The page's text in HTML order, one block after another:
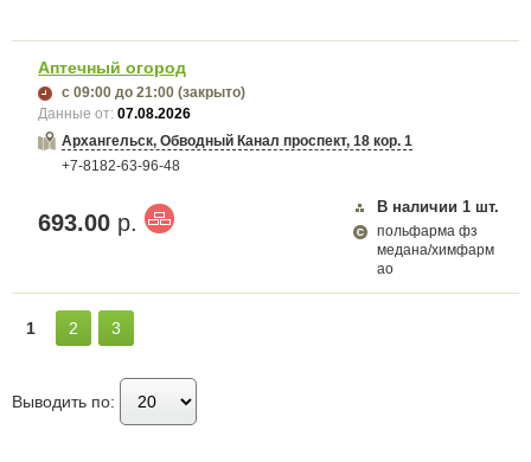
Аптечный огород
с 09:00 до 21:00 (закрыто)
Данные от:07.08.2026
Архангельск, Обводный Канал проспект, 18 кор. 1
+7-8182-63-96-48
693.00 р.
В наличии 1 шт.
польфарма фз
медана/химфарм
ао
1 2 3
Выводить по: